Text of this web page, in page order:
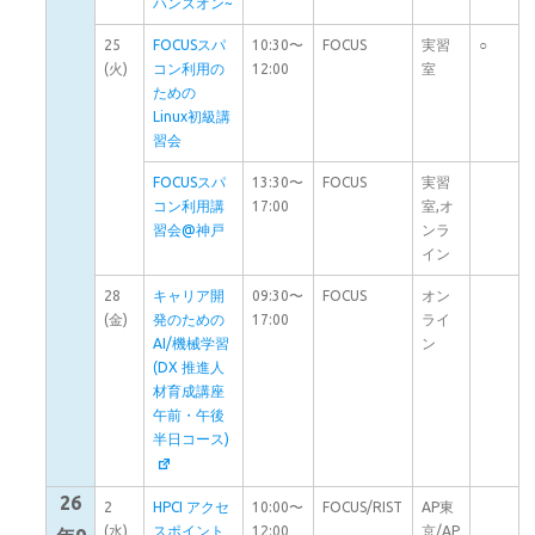
25
(火)
FOCUSスパ
コン利用の
ための
Linux初級講
習会
10:30〜
12:00
FOCUS
実習
室
○
FOCUSスパ
コン利用講
習会@神戸
13:30〜
17:00
FOCUS
実習
室,オ
ンラ
イン
28
(金)
キャリア開
発のための
AI/機械学習
(DX 推進人
材育成講座
午前・午後
半日コース)
09:30〜
17:00
FOCUS
オン
ライ
ン
26
2
(水)
HPCI アクセ
スポイント
10:00〜
12:00
FOCUS/RIST
AP東
京/AP